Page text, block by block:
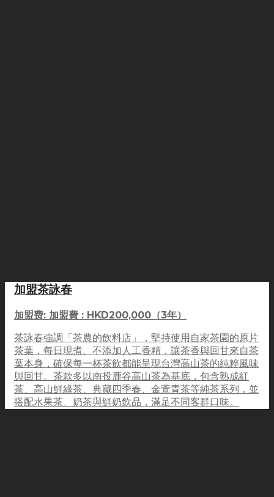
加盟茶詠春
加盟费: 加盟費 : HKD200,000（3年）
茶詠春強調「茶農的飲料店」，堅持使用自家茶園的原片
茶葉，每日現煮、不添加人工香精，讓茶香與回甘來自茶
葉本身，確保每一杯茶飲都能呈現台灣高山茶的純粹風味
與回甘。茶款多以南投鹿谷高山茶為基底，包含熟成紅
茶、高山鮮綠茶、典藏四季春、金萱青茶等純茶系列，並
搭配水果茶、奶茶與鮮奶飲品，滿足不同客群口味。